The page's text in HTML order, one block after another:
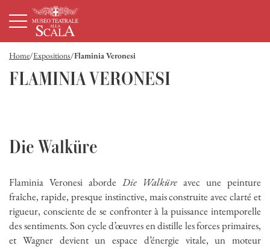
Page d'accueilNavigation principale
Home Expositions Flaminia Veronesi
FLAMINIA VERONESI
Die Walküre
Flaminia Veronesi aborde Die Walküre avec une peinture
fraîche, rapide, presque instinctive, mais construite avec clarté et
rigueur, consciente de se confronter à la puissance intemporelle
des sentiments. Son cycle d’œuvres en distille les forces primaires,
et Wagner devient un espace d’énergie vitale, un moteur